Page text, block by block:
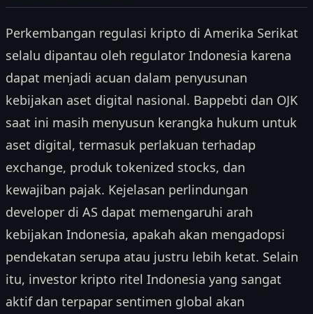
Perkembangan regulasi kripto di Amerika Serikat
selalu dipantau oleh regulator Indonesia karena
dapat menjadi acuan dalam penyusunan
kebijakan aset digital nasional. Bappebti dan OJK
saat ini masih menyusun kerangka hukum untuk
aset digital, termasuk perlakuan terhadap
exchange, produk tokenized stocks, dan
kewajiban pajak. Kejelasan perlindungan
developer di AS dapat memengaruhi arah
kebijakan Indonesia, apakah akan mengadopsi
pendekatan serupa atau justru lebih ketat. Selain
itu, investor kripto ritel Indonesia yang sangat
aktif dan terpapar sentimen global akan